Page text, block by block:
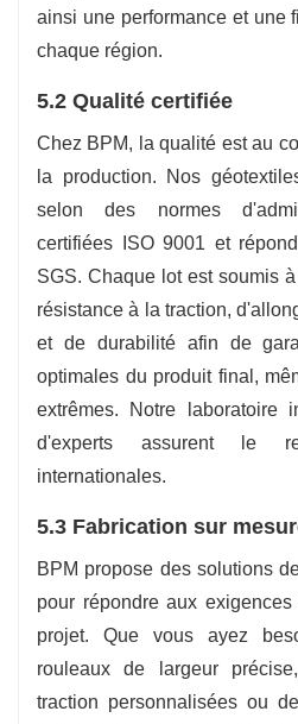
ainsi une performance et une
chaque région.
5.2 Qualité certifiée
Chez BPM, la qualité est au
la production. Nos
selon des normes
certifiées ISO 9001 et
SGS. Chaque lot est soumis
résistance à la traction,
et de durabilité afin de
optimales du produit final,
extrêmes. Notre laboratoire
d'experts assurent le
internationales.
5.3 Fabrication sur
BPM propose des solutions
pour répondre aux
projet. Que vous ayez
rouleaux de largeur
traction personnalisées ou